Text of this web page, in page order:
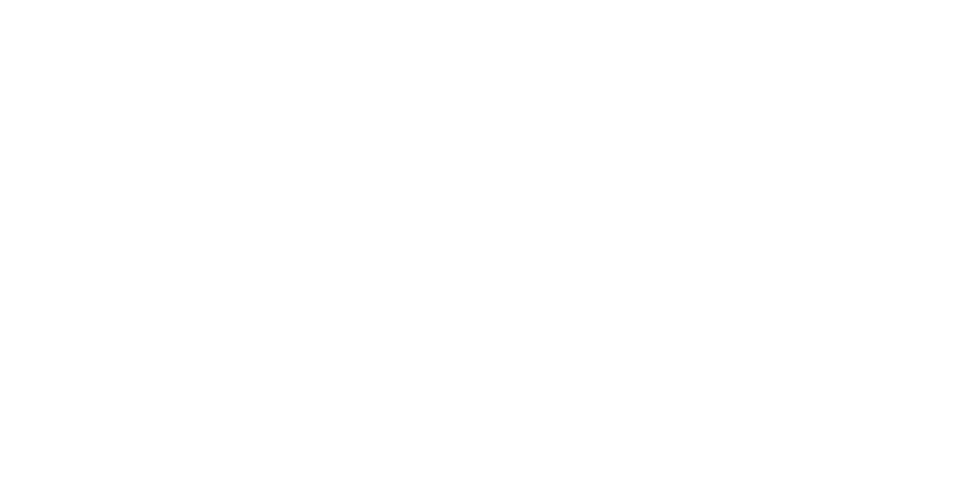
de confidentialité, en garantissant la conformité avec les réglementations. Personnalisez vos préférences pour